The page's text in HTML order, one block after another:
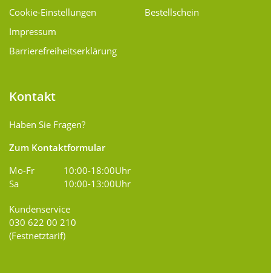
Cookie-Einstellungen
Impressum
Barrierefreiheitserklärung
Bestellschein
Kontakt
Haben Sie Fragen?
Zum Kontaktformular
Mo-Fr
10:00-18:00Uhr
Sa
10:00-13:00Uhr
Kundenservice
030 622 00 210
(Festnetztarif)